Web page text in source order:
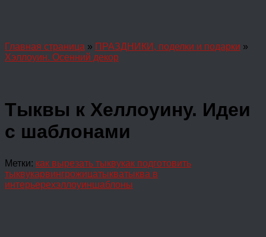
Главная страница » ПРАЗДНИКИ, поделки и подарки »
Хэллоуин. Осенний декор
Тыквы к Хеллоуину. Идеи
с шаблонами
Метки: как вырезать тыквукак подготовить
тыквукарвингрожицатыкватыква в
интерьерехэллоуиншаблоны